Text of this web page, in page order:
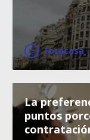
Fotocasa ·
La
puntos